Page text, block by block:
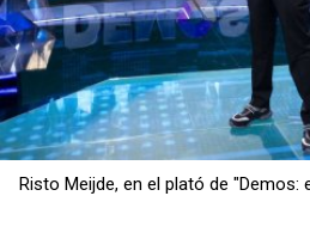
Risto Meijde, en el plató de "Demos: